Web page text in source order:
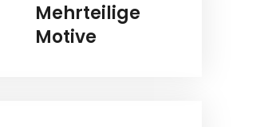
Mehrteilige
Motive